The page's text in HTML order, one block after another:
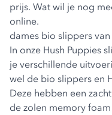
prijs. Wat wil je nog
online.
dames bio slippers
In onze Hush Puppies
je verschillende
wel de bio slippers en
Deze hebben een
de zolen memory